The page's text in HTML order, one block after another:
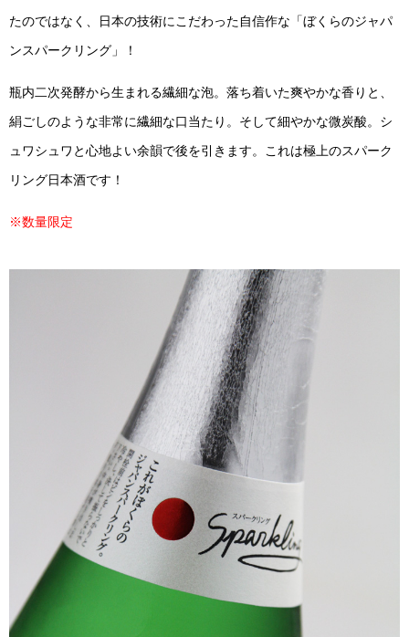
たのではなく、日本の技術にこだわった自信作な「ぼくらのジャパ
ンスパークリング」！
瓶内二次発酵から生まれる繊細な泡。落ち着いた爽やかな香りと、
絹ごしのような非常に繊細な口当たり。そして細やかな微炭酸。シ
ュワシュワと心地よい余韻で後を引きます。これは極上のスパーク
リング日本酒です！
※数量限定